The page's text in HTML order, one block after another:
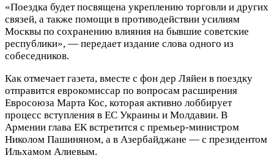
«Поездка будет посвящена укреплению торговли и других
связей, а также помощи в противодействии усилиям
Москвы по сохранению влияния на бывшие советские
республики», — передает издание слова одного из
собеседников.
Как отмечает газета, вместе с фон дер Ляйен в поездку
отправится еврокомиссар по вопросам расширения
Евросоюза Марта Кос, которая активно лоббирует
процесс вступления в ЕС Украины и Молдавии. В
Армении глава ЕК встретится с премьер-министром
Николом Пашиняном, а в Азербайджане — с президентом
Ильхамом Алиевым.